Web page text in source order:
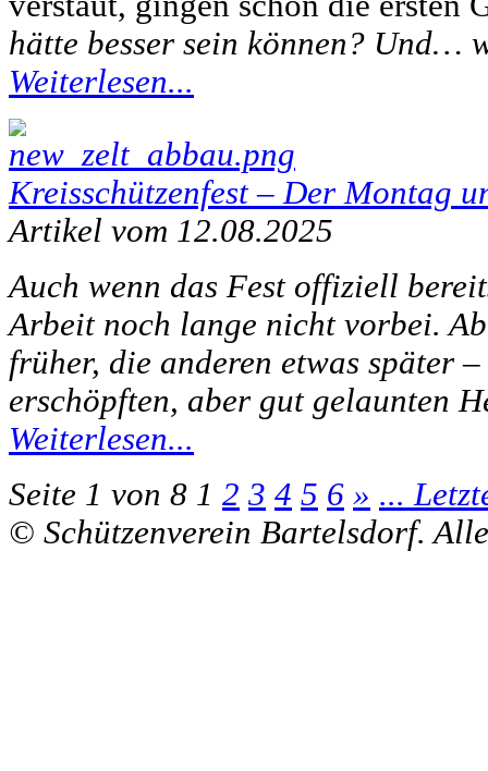
hätte besser sein können? Und…
Weiterlesen...
Kreisschützenfest – Der Montag
Artikel vom 12.08.2025
Auch wenn das Fest offiziell
Arbeit noch lange nicht vorbei.
früher, die anderen etwas später
erschöpften, aber gut gelaunten
Weiterlesen...
Seite 1 von 8 1 2 3 4 5 6 » ...
© Schützenverein Bartelsdorf.